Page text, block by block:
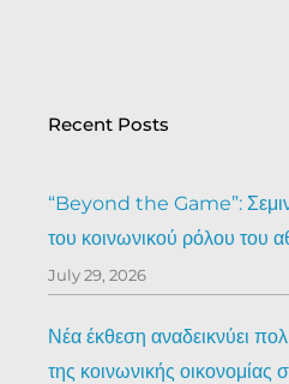
Recent Posts
“Beyond the Game”:
του κοινωνικού ρόλου του
July 29, 2026
Νέα έκθεση αναδεικνύει
της κοινωνικής οικονομίας